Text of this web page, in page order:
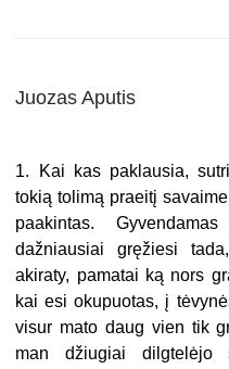
Juozas Aputis
1. Kai kas paklausia,
tokią tolimą praeitį
paakintas.
dažniausiai gręžiesi
akiraty, pamatai ką nors
kai esi okupuotas, į
visur mato daug vien tik
man džiugiai